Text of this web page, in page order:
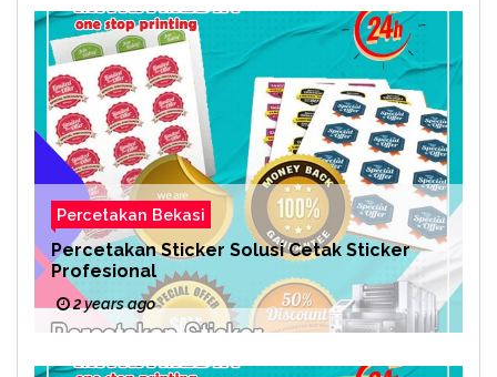
Percetakan Bekasi
Percetakan Sticker Solusi Cetak Sticker
Profesional
2 years ago